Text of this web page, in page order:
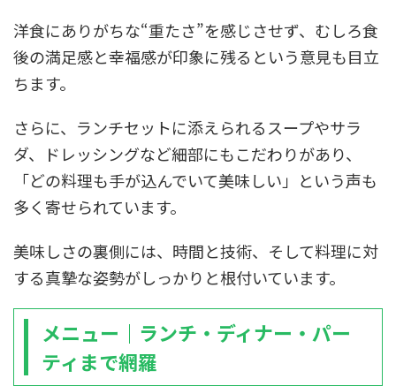
洋食にありがちな“重たさ”を感じさせず、むしろ食
後の満足感と幸福感が印象に残るという意見も目立
ちます。
さらに、ランチセットに添えられるスープやサラ
ダ、ドレッシングなど細部にもこだわりがあり、
「どの料理も手が込んでいて美味しい」という声も
多く寄せられています。
美味しさの裏側には、時間と技術、そして料理に対
する真摯な姿勢がしっかりと根付いています。
メニュー｜ランチ・ディナー・パー
ティまで網羅